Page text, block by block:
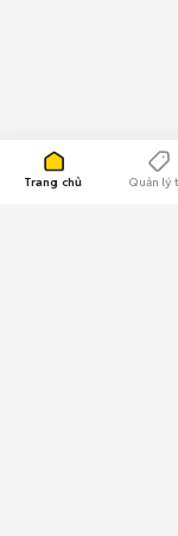
Trang chủ Quản lý